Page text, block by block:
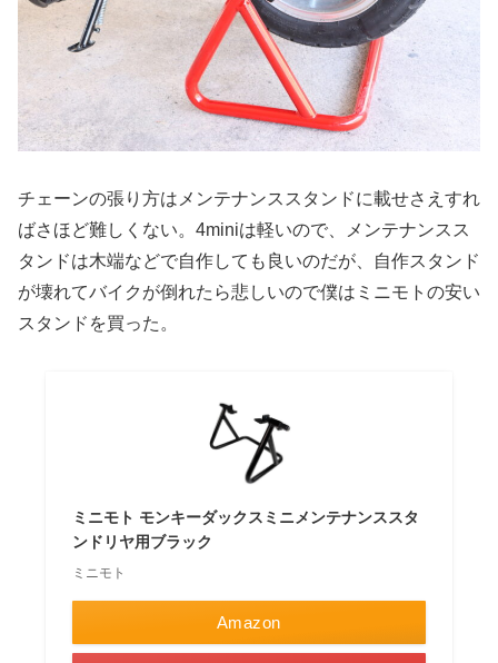
チェーンの張り方はメンテナンススタンドに載せさえすれ
ばさほど難しくない。4miniは軽いので、メンテナンスス
タンドは木端などで自作しても良いのだが、自作スタンド
が壊れてバイクが倒れたら悲しいので僕はミニモトの安い
スタンドを買った。
ミニモト モンキーダックスミニメンテナンススタ
ンドリヤ用ブラック
ミニモト
Amazon